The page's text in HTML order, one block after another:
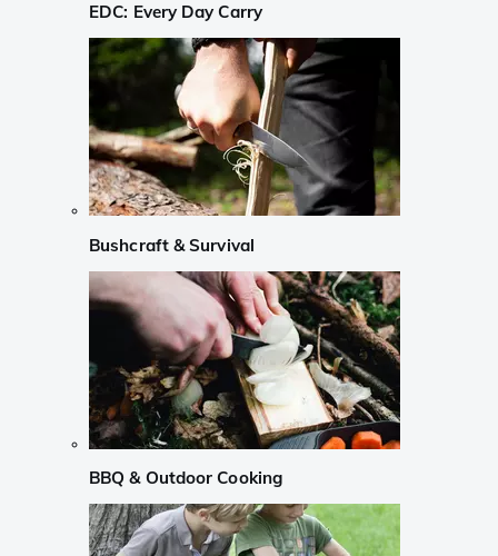
EDC: Every Day Carry
Bushcraft & Survival
BBQ & Outdoor Cooking